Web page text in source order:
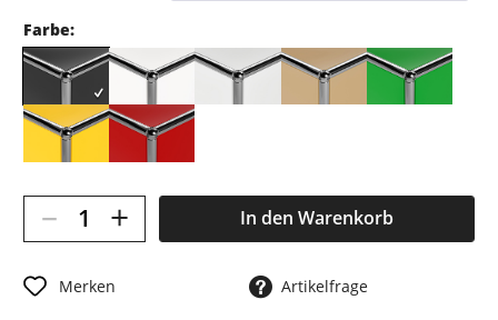
Farbe:
– + In den Warenkorb
Merken Artikelfrage